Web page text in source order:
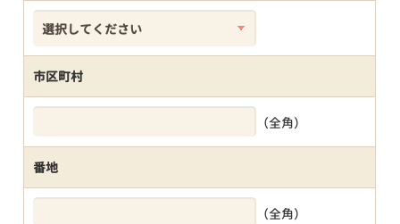
市区町村
（全角）
番地
（全角）